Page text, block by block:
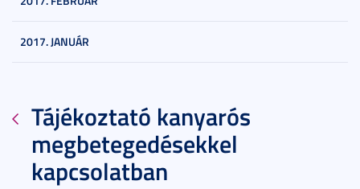
2017. JANUÁR
Tájékoztató kanyarós
megbetegedésekkel
kapcsolatban